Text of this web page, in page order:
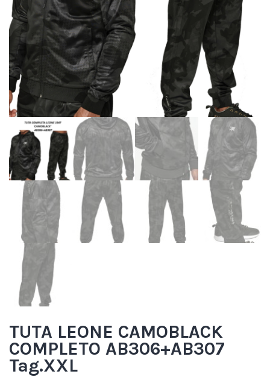
TUTA LEONE CAMOBLACK
COMPLETO AB306+AB307
Tag.XXL